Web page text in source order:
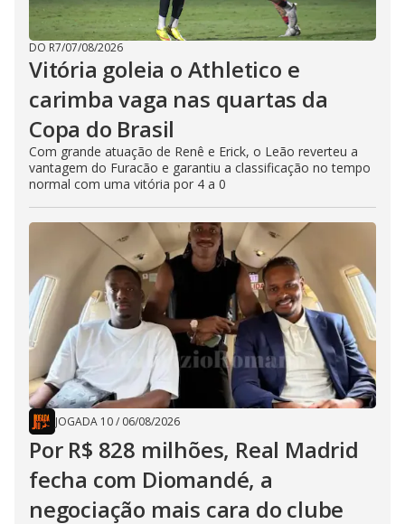
DO R7/07/08/2026
Vitória goleia o Athletico e
carimba vaga nas quartas da
Copa do Brasil
Com grande atuação de Renê e Erick, o Leão reverteu a
vantagem do Furacão e garantiu a classificação no tempo
normal com uma vitória por 4 a 0
JOGADA 10/ 06/08/2026
Por R$ 828 milhões, Real Madrid
fecha com Diomandé, a
negociação mais cara do clube